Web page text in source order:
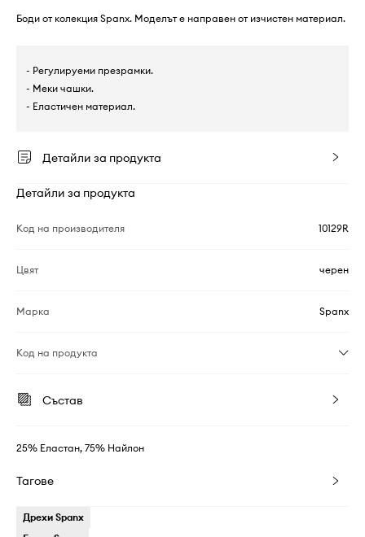
Боди от колекция Spanx. Моделът е направен от изчистен материал.
- Регулируеми презрамки.
- Меки чашки.
- Еластичен материал.
Детайли за продукта
Детайли за продукта
Код на производителя 10129R
Цвят черен
Марка Spanx
Код на продукта
Състав
25% Еластан, 75% Найлон
Тагове
Дрехи Spanx